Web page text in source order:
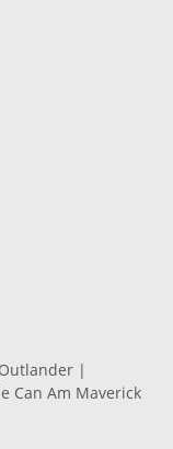
|
Can Am Maverick